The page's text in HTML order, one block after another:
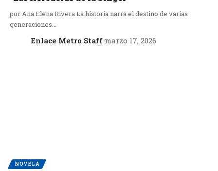
por Ana Elena Rivera La historia narra el destino de varias
generaciones…
Enlace Metro Staff marzo 17, 2026
NOVELA